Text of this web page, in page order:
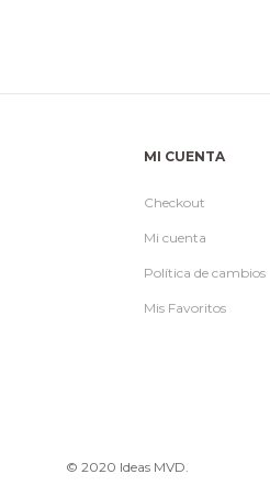
MI CUENTA
Checkout
Mi cuenta
Política de cambios
Mis Favoritos
© 2020 Ideas MVD.